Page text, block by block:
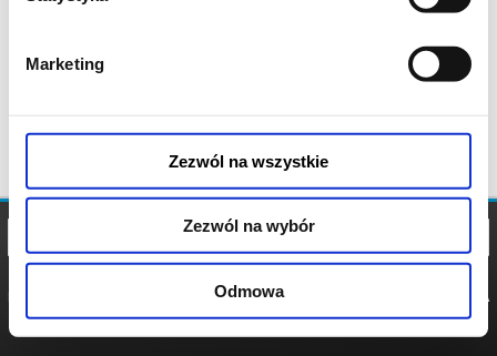
Marketing
Zezwól na wszystkie
Zezwól na wybór
Odmowa
POLITYKA
POLITYKA